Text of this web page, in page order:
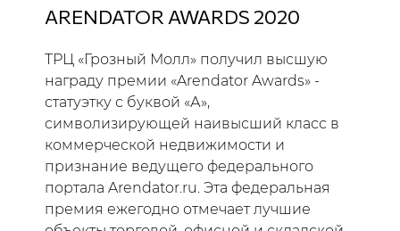
ARENDATOR AWARDS 2020
ТРЦ «Грозный Молл» получил высшую
награду премии «Arendator Awards» -
статуэтку с буквой «А»,
символизирующей наивысший класс в
коммерческой недвижимости и
признание ведущего федерального
портала Arendator.ru. Эта федеральная
премия ежегодно отмечает лучшие